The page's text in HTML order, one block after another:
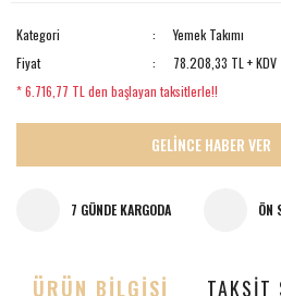
Kategori
Yemek Takımı
Fiyat
78.208,33 TL + KDV
* 6.716,77 TL den başlayan taksitlerle!!
GELİNCE HABER VER
7 GÜNDE KARGODA ÖN
ÜRÜN BILGISI TAKSIT